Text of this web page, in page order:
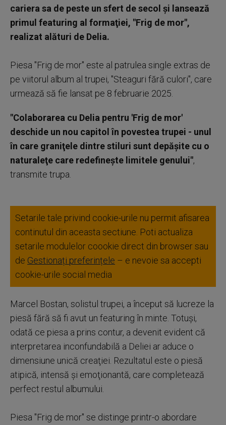
cariera sa de peste un sfert de secol şi lansează
primul featuring al formaţiei, "Frig de mor",
realizat alături de Delia.
Piesa "Frig de mor" este al patrulea single extras de
pe viitorul album al trupei, "Steaguri fără culori", care
urmează să fie lansat pe 8 februarie 2025.
"Colaborarea cu Delia pentru 'Frig de mor'
deschide un nou capitol în povestea trupei - unul
în care graniţele dintre stiluri sunt depăşite cu o
naturaleţe care redefineşte limitele genului",
transmite trupa.
Setarile tale privind cookie-urile nu permit afisarea
continutul din aceasta sectiune. Poti actualiza
setarile modulelor coookie direct din browser sau
de Gestionați preferințele – e nevoie sa accepti
cookie-urile social media
Marcel Bostan, solistul trupei, a început să lucreze la
piesă fără să fi avut un featuring în minte. Totuşi,
odată ce piesa a prins contur, a devenit evident că
interpretarea inconfundabilă a Deliei ar aduce o
dimensiune unică creaţiei. Rezultatul este o piesă
atipică, intensă şi emoţionantă, care completează
perfect restul albumului.
Piesa "Frig de mor" se distinge printr-o abordare